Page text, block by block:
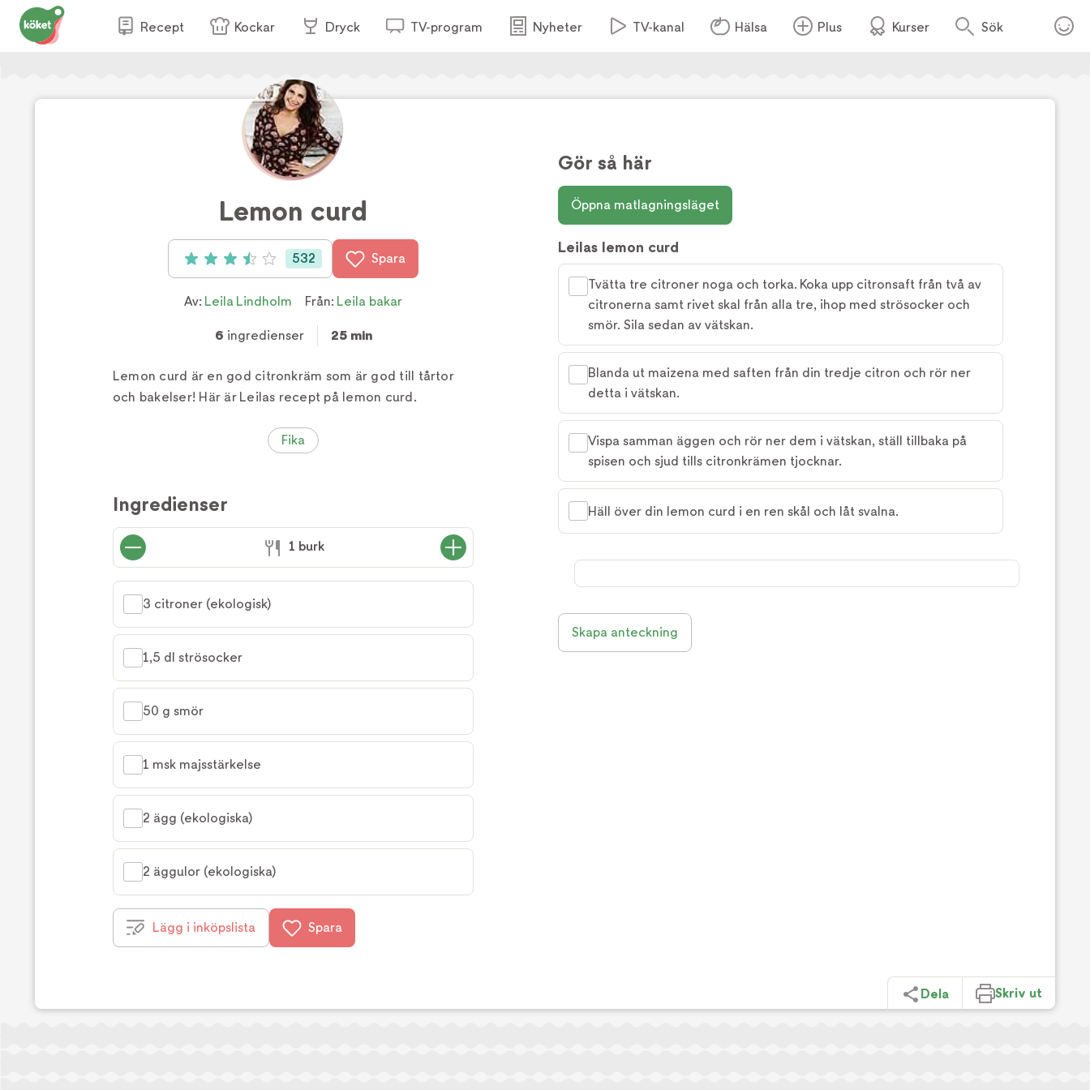
Recept Kockar Dryck TV-program Nyheter TV-kanal Hälsa Plus Kurser Sök
Foto:Tv4
Lemon curd
Betyg: 3.5 av 5 (532 röster)
532 Spara
Av: Leila Lindholm Från: Leila bakar
6 ingredienser 25 min
Lemon curd är en god citronkräm som är god till tårtor
och bakelser! Här är Leilas recept på lemon curd.
Fika
Ingredienser
1 burk
3 citroner (ekologisk)
1,5 dl strösocker
50 g smör
1 msk majsstärkelse
2 ägg (ekologiska)
2 äggulor (ekologiska)
Lägg i inköpslista Spara
Gör så här
Öppna matlagningsläget
Leilas lemon curd
Tvätta tre citroner noga och torka. Koka upp citronsaft från två av
citronerna samt rivet skal från alla tre, ihop med strösocker och
smör. Sila sedan av vätskan.
Blanda ut maizena med saften från din tredje citron och rör ner
detta i vätskan.
Vispa samman äggen och rör ner dem i vätskan, ställ tillbaka på
spisen och sjud tills citronkrämen tjocknar.
Häll över din lemon curd i en ren skål och låt svalna.
Skapa anteckning
Dela Skriv ut